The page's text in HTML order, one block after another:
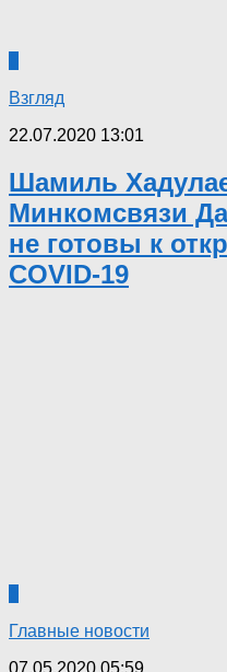
Взгляд
22.07.2020 13:01
Шамиль
Минкомсвязи
не готовы к
COVID-19
Главные новости
07.05.2020 05:59